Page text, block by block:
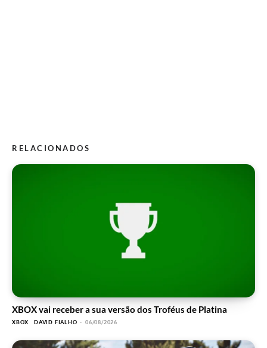
RELACIONADOS
XBOX vai receber a sua versão dos Troféus de Platina
XBOX DAVID FIALHO - 06/08/2026